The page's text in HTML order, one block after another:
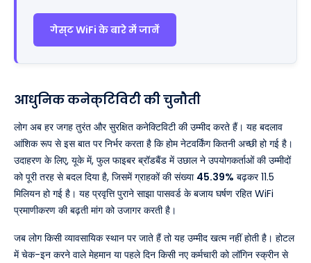
गेस्ट WiFi के बारे में जानें
आधुनिक कनेक्टिविटी की चुनौती
लोग अब हर जगह तुरंत और सुरक्षित कनेक्टिविटी की उम्मीद करते हैं। यह बदलाव
आंशिक रूप से इस बात पर निर्भर करता है कि होम नेटवर्किंग कितनी अच्छी हो गई है।
उदाहरण के लिए, यूके में, फुल फाइबर ब्रॉडबैंड में उछाल ने उपयोगकर्ताओं की उम्मीदों
को पूरी तरह से बदल दिया है, जिसमें ग्राहकों की संख्या 45.39% बढ़कर 11.5
मिलियन हो गई है। यह प्रवृत्ति पुराने साझा पासवर्ड के बजाय घर्षण रहित WiFi
प्रमाणीकरण की बढ़ती मांग को उजागर करती है।
जब लोग किसी व्यावसायिक स्थान पर जाते हैं तो यह उम्मीद खत्म नहीं होती है। होटल
में चेक-इन करने वाले मेहमान या पहले दिन किसी नए कर्मचारी को लॉगिन स्क्रीन से